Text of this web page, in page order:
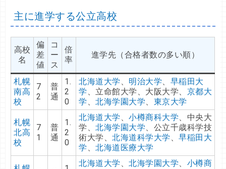
主に進学する公立高校
高校
名
偏
差
値
コ
ー
ス
倍
率
進学先（合格者数の多い順）
札幌
南高
校
7
2
普
通
1.
2
0
北海道大学 、 明治大学、 早稲田大
学 、立命館大学、大阪大学、 京都大
学 、北海学園大学、 東京大学
札幌
北高
校
7
1
普
通
1.
2
0
北海道大学 、小樽商科大学、中央大
学、北海学園大学、公立千歳科学技
術大学、北海道科学大学 、早稲田大
学 、北海道医療大学
北海道大学 、北海学園大学、 小樽商